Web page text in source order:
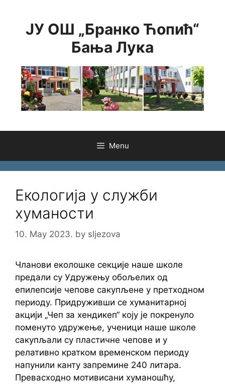
contentЈУ ОШ „Бранко Ћопић“
Бања Лука
Menu
Екологија у служби
хуманости
10. May 2023. by sljezova
Чланови еколошке секције наше школе
предали су Удружењу обољелих од
епилепсије чепове сакупљенe у претходном
периоду. Придруживши се хуманитарној
акцији „Чеп за хендикеп“ коју је покренуло
поменуто удружење, ученици наше школе
сакупљали су пластичне чепове и у
релативно кратком временском периоду
напунили канту запремине 240 литара.
Превасходно мотивисани хуманошћу,